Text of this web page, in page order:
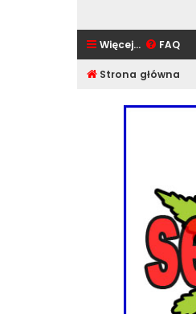
Więcej… FAQ
Strona główna